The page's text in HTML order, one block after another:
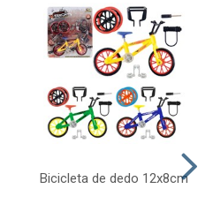
Bicicleta de dedo 12x8cm